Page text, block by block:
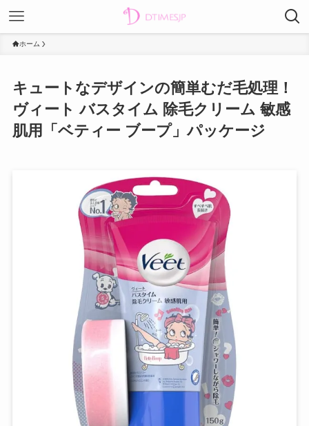
ホーム
キュートなデザインの簡単むだ毛処理！
ヴィート バスタイム 除毛クリーム 敏感
肌用「ベティー ブープ」パッケージ